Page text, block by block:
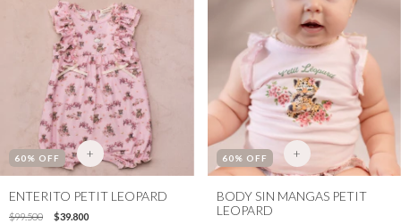
60% OFF +
ENTERITO PETIT LEOPARD
$99.500
$39.800
60% OFF +
BODY SIN MANGAS PETIT
LEOPARD